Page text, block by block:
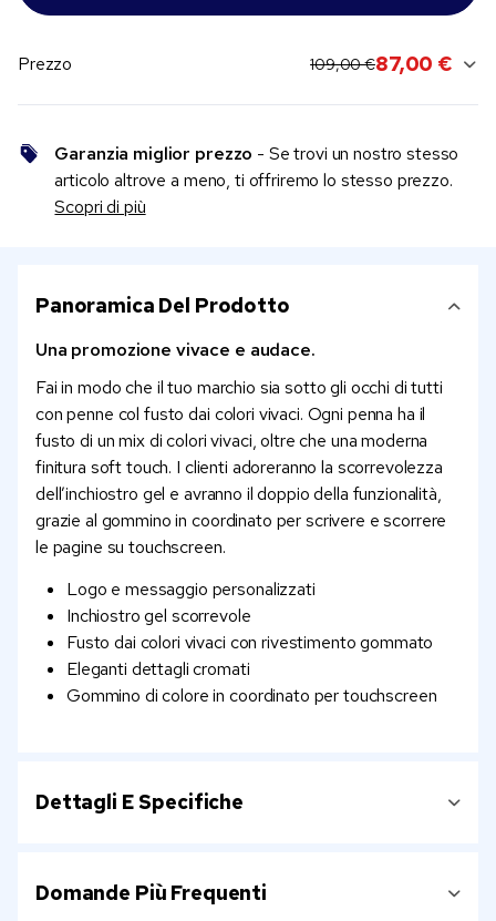
Prezzo original price:
109,00 €current sale price:
87,00 €
Garanzia miglior prezzo - Se trovi un nostro stesso
articolo altrove a meno, ti offriremo lo stesso prezzo.
Scopri di più
Panoramica Del Prodotto
Una promozione vivace e audace.
Fai in modo che il tuo marchio sia sotto gli occhi di tutti
con penne col fusto dai colori vivaci. Ogni penna ha il
fusto di un mix di colori vivaci, oltre che una moderna
finitura soft touch. I clienti adoreranno la scorrevolezza
dell’inchiostro gel e avranno il doppio della funzionalità,
grazie al gommino in coordinato per scrivere e scorrere
le pagine su touchscreen.
Logo e messaggio personalizzati
Inchiostro gel scorrevole
Fusto dai colori vivaci con rivestimento gommato
Eleganti dettagli cromati
Gommino di colore in coordinato per touchscreen
Dettagli E Specifiche
Domande Più Frequenti